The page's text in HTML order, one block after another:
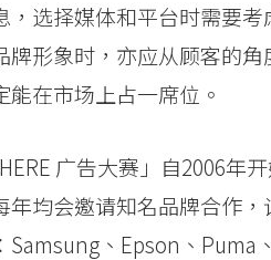
，选择媒体和平台时需要
牌形象时，亦应从顾客的
能在市场上占一席位。
HERE 广告大赛」自2006
年均会邀请知名品牌合作
Samsung、Epson、Puma